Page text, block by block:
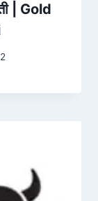
| Gold